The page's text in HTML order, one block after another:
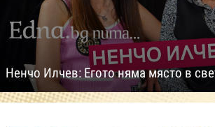
Ненчо Илчев: Егото няма място в